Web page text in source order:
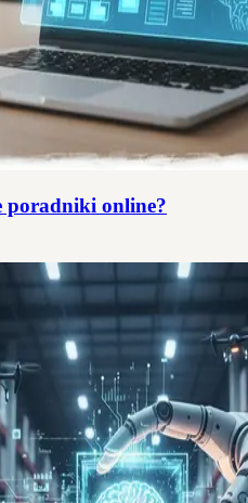
poradniki online?